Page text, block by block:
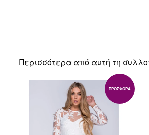
Περισσότερα από αυτή τη
ΠΡΟΣΦΟΡΆ